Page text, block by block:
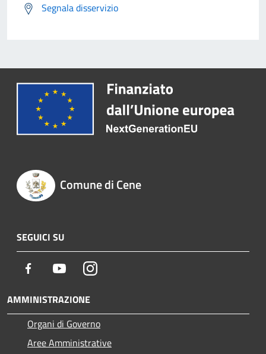
Segnala disservizio
Comune di Cene
SEGUICI SU
Facebook YoutubeInstagram
AMMINISTRAZIONE
Organi di Governo
Aree Amministrative